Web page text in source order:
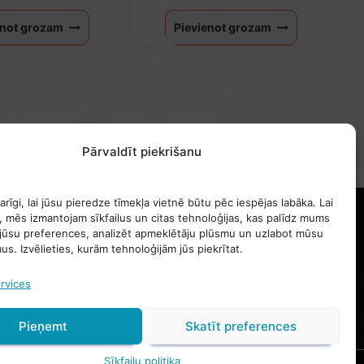
Pārvaldīt piekrišanu
lai jūsu pieredze tīmekļa vietnē būtu pēc iespējas labāka. Lai
mēs izmantojam sīkfailus un citas tehnoloģijas, kas palīdz mums
preferences, analizēt apmeklētāju plūsmu un uzlabot mūsu
Izvēlieties, kurām tehnoloģijām jūs piekrītat.
Pieņemt Skatīt preferences
Sīkfailu politika
grozam Pievienot grozam
PALĪDZĪBA & INFORMĀCIJA
Sazināties
Noteikumi atsauksmju un vērtējumu apstrādei